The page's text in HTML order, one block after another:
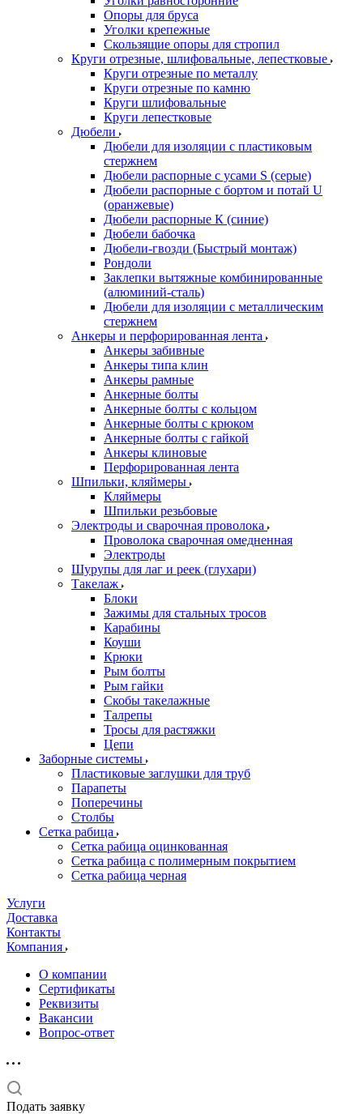
Опоры для бруса
Уголки крепежные
Скользящие опоры для стропил
Круги отрезные, шлифовальные, лепестковые
Круги отрезные по металлу
Круги отрезные по камню
Круги шлифовальные
Круги лепестковые
Дюбели
Дюбели для изоляции с пластиковым
стержнем
Дюбели распорные с усами S (серые)
Дюбели распорные c бортом и потай U
(оранжевые)
Дюбели распорные К (синие)
Дюбели бабочка
Дюбели-гвозди (Быстрый монтаж)
Рондоли
Заклепки вытяжные комбинированные
(алюминий-сталь)
Дюбели для изоляции с металлическим
стержнем
Анкеры и перфорированная лента
Анкеры забивные
Анкеры типа клин
Анкеры рамные
Анкерные болты
Анкерные болты с кольцом
Анкерные болты с крюком
Анкерные болты с гайкой
Анкеры клиновые
Перфорированная лента
Шпильки, кляймеры
Кляймеры
Шпильки резьбовые
Электроды и сварочная проволока
Проволока сварочная омедненная
Электроды
Шурупы для лаг и реек (глухари)
Такелаж
Блоки
Зажимы для стальных тросов
Карабины
Коуши
Крюки
Рым болты
Рым гайки
Скобы такелажные
Талрепы
Тросы для растяжки
Цепи
Заборные системы
Пластиковые заглушки для труб
Парапеты
Поперечины
Столбы
Сетка рабица
Сетка рабица оцинкованная
Сетка рабица с полимерным покрытием
Сетка рабица черная
Услуги
Доставка
Контакты
Компания
О компании
Сертификаты
Реквизиты
Вакансии
Вопрос-ответ
Подать заявку